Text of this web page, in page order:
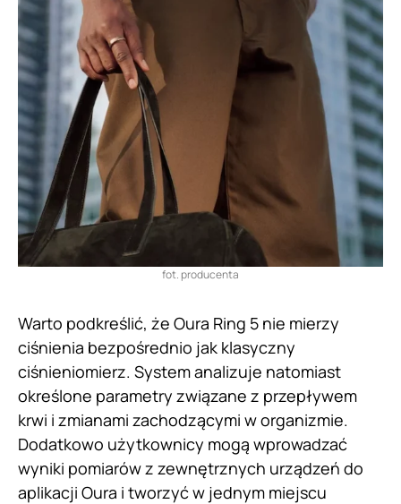
fot. producenta
Warto podkreślić, że Oura Ring 5 nie mierzy
ciśnienia bezpośrednio jak klasyczny
ciśnieniomierz. System analizuje natomiast
określone parametry związane z przepływem
krwi i zmianami zachodzącymi w organizmie.
Dodatkowo użytkownicy mogą wprowadzać
wyniki pomiarów z zewnętrznych urządzeń do
aplikacji Oura i tworzyć w jednym miejscu